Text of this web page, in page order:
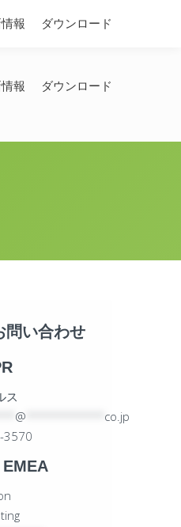
報 ダウンロード
問い合わせ
ス
@
co.jp
3570
報 ダウンロード